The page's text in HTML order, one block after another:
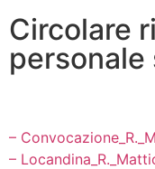
Circolare
–
–